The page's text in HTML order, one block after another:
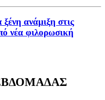
ανάμιξη στις
νέα φιλορωσική